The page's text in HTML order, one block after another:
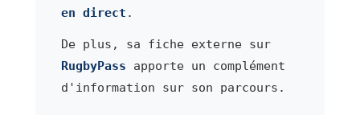
en direct .
De plus, sa fiche externe sur
RugbyPass apporte un complément
d'information sur son parcours.